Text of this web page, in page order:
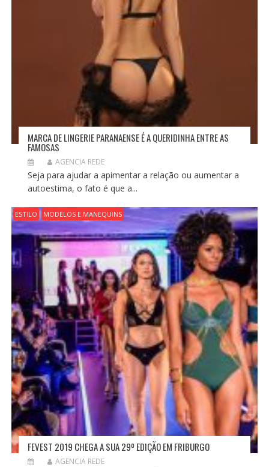
MARCA DE LINGERIE PARANAENSE É A QUERIDINHA ENTRE AS
FAMOSAS
AGENCIA REDE
Seja para ajudar a apimentar a relação ou aumentar a
autoestima, o fato é que a...
ESTILO MODELOS E MANEQUINS
FEVEST 2019 CHEGA A SUA 29º EDIÇÃO EM FRIBURGO
AGENCIA REDE